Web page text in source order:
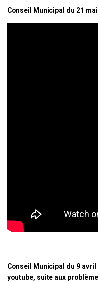
Conseil Municipal du 21
Conseil Municipal du 9
youtube, suite aux